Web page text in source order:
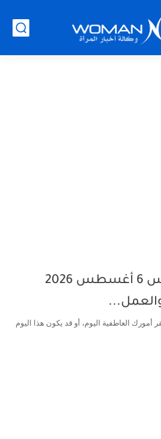
أبراج اليوم الخميس 6 أغسطس 2026
أمورك العاطفية اليوم، أو قد يكون هذا اليوم